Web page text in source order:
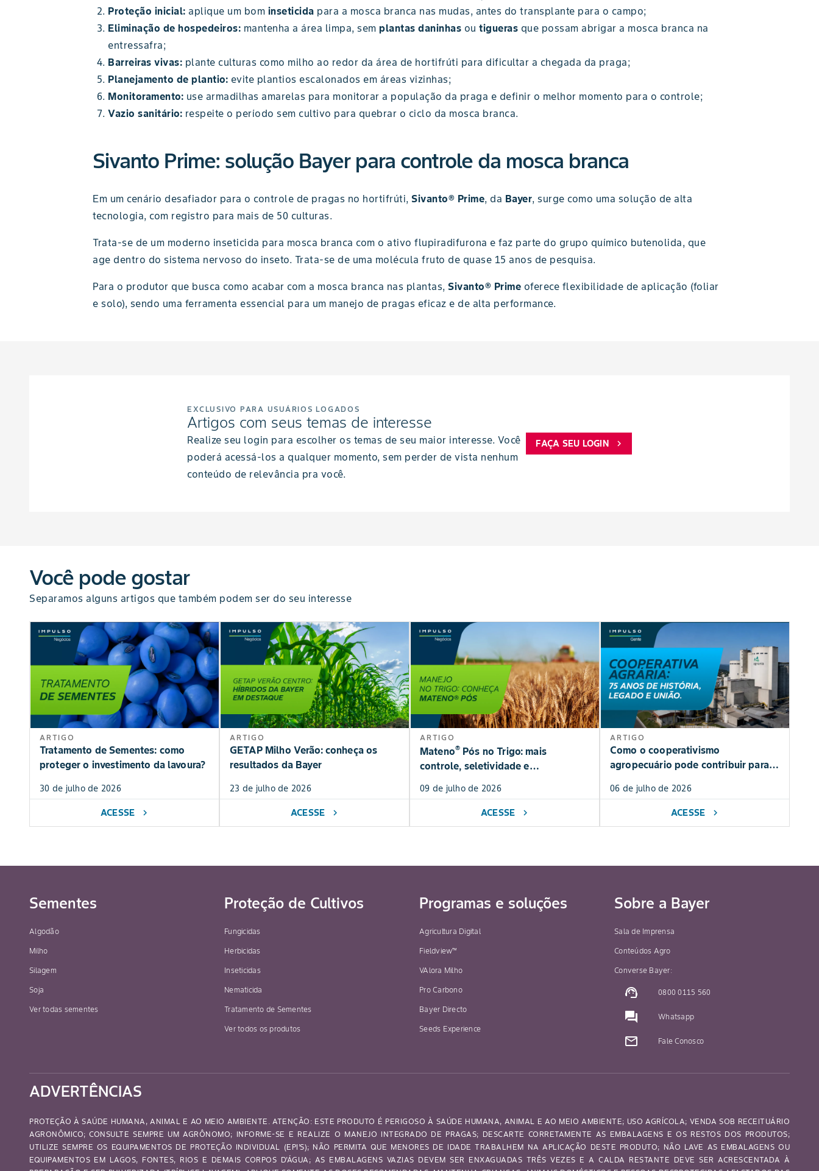
Proteção inicial: aplique um bom inseticida para a mosca branca nas mudas, antes do transplante para o campo;
Eliminação de hospedeiros: mantenha a área limpa, sem plantas daninhas ou tigueras que possam abrigar a mosca branca na
entressafra;
Barreiras vivas: plante culturas como milho ao redor da área de hortifrúti para dificultar a chegada da praga;
Planejamento de plantio: evite plantios escalonados em áreas vizinhas;
Monitoramento: use armadilhas amarelas para monitorar a população da praga e definir o melhor momento para o controle;
Vazio sanitário: respeite o período sem cultivo para quebrar o ciclo da mosca branca.
Sivanto Prime: solução Bayer para controle da mosca branca
Em um cenário desafiador para o controle de pragas no hortifrúti, Sivanto® Prime, da Bayer, surge como uma solução de alta
tecnologia, com registro para mais de 50 culturas.
Trata-se de um moderno inseticida para mosca branca com o ativo flupiradifurona e faz parte do grupo químico butenolida, que
age dentro do sistema nervoso do inseto. Trata-se de uma molécula fruto de quase 15 anos de pesquisa.
Para o produtor que busca como acabar com a mosca branca nas plantas, Sivanto® Prime oferece flexibilidade de aplicação (foliar
e solo), sendo uma ferramenta essencial para um manejo de pragas eficaz e de alta performance.
EXCLUSIVO PARA USUÁRIOS LOGADOS
Artigos com seus temas de interesse
Realize seu login para escolher os temas de seu maior interesse. Você
poderá acessá-los a qualquer momento, sem perder de vista nenhum
conteúdo de relevância pra você.
FAÇA SEU LOGIN chevron_right
Você pode gostar
Separamos alguns artigos que também podem ser do seu interesse
ARTIGO
Tratamento de Sementes: como
proteger o investimento da lavoura?
30 de julho de 2026
ACESSE chevron_right
ARTIGO
GETAP Milho Verão: conheça os
resultados da Bayer
23 de julho de 2026
ACESSE chevron_right
ARTIGO
Mateno® Pós no Trigo: mais
controle, seletividade e
09 de julho de 2026
ACESSE chevron_right
ARTIGO
Como o cooperativismo
agropecuário pode contribuir para a
06 de julho de 2026
ACESSE chevron_right
Sementes
Algodão
Milho
Silagem
Soja
Ver todas sementes
Proteção de Cultivos
Fungicidas
Herbicidas
Inseticidas
Nematicida
Tratamento de Sementes
Ver todos os produtos
Programas e soluções
Agricultura Digital
Fieldview™
VAlora Milho
Pro Carbono
Bayer Directo
Seeds Experience
Sobre a Bayer
Sala de Imprensa
Conteúdos Agro
Converse Bayer:
support_agent 0800 0115 560
question_answer Whatsapp
mail_outline Fale Conosco
ADVERTÊNCIAS
PROTEÇÃO À SAÚDE HUMANA, ANIMAL E AO MEIO AMBIENTE. ATENÇÃO: ESTE PRODUTO É PERIGOSO À SAÚDE HUMANA, ANIMAL E AO MEIO AMBIENTE; USO AGRÍCOLA; VENDA SOB RECEITUÁRIO
AGRONÔMICO; CONSULTE SEMPRE UM AGRÔNOMO; INFORME-SE E REALIZE O MANEJO INTEGRADO DE PRAGAS; DESCARTE CORRETAMENTE AS EMBALAGENS E OS RESTOS DOS PRODUTOS;
UTILIZE SEMPRE OS EQUIPAMENTOS DE PROTEÇÃO INDIVIDUAL (EPI’S); NÃO PERMITA QUE MENORES DE IDADE TRABALHEM NA APLICAÇÃO DESTE PRODUTO; NÃO LAVE AS EMBALAGENS OU
EQUIPAMENTOS EM LAGOS, FONTES, RIOS E DEMAIS CORPOS D’ÁGUA; AS EMBALAGENS VAZIAS DEVEM SER ENXAGUADAS TRÊS VEZES E A CALDA RESTANTE DEVE SER ACRESCENTADA À